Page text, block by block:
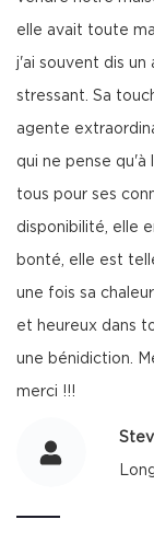
elle avait toute
j'ai souvent dis un
stressant. Sa
agente
qui ne pense qu'à
tous pour ses
disponibilité, elle
bonté, elle est
une fois sa
et heureux dans
une bénidiction.
merci !!!